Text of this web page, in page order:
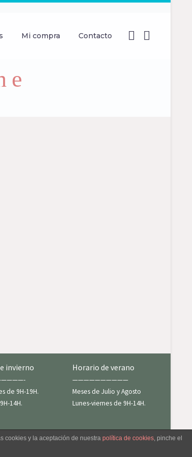
Mi compra Contacto
invierno
de 9H-19H.
14H.
Horario de verano
——————————
Meses de Julio y Agosto
Lunes-viernes de 9H-14H.
cookies y la aceptación de nuestra política de cookies, pinche el